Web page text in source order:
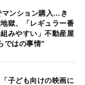
マンション購入…き
獄、「レギュラー番
みやすい」不動産屋
ではの事情”
子ども向けの映画に